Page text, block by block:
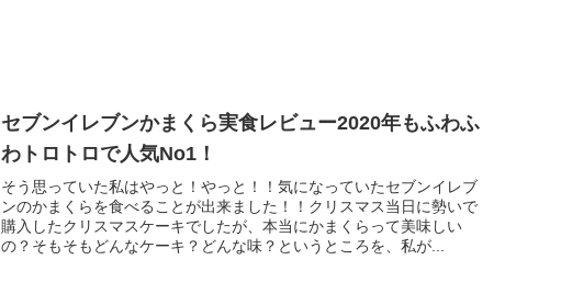
セブンイレブンかまくら実食レビュー2020年もふわふ
わトロトロで人気No1！
そう思っていた私はやっと！やっと！！気になっていたセブンイレブ
ンのかまくらを食べることが出来ました！！クリスマス当日に勢いで
購入したクリスマスケーキでしたが、本当にかまくらって美味しい
の？そもそもどんなケーキ？どんな味？というところを、私が...